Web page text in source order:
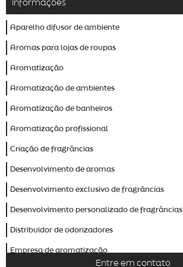
Informações
Aparelho difusor de ambiente
Aromas para lojas de roupas
Aromatização
Aromatização de ambientes
Aromatização de banheiros
Aromatização profissional
Criação de fragrâncias
Desenvolvimento de aromas
Desenvolvimento exclusivo de fragrâncias
Desenvolvimento personalizado de fragrâncias
Distribuidor de odorizadores
Empresa de aromatização
Entre em contato